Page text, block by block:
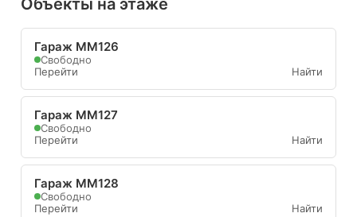
Гараж ММ126
Свободно
Перейти
Найти
Гараж ММ127
Свободно
Перейти
Найти
Гараж ММ128
Свободно
Перейти
Найти